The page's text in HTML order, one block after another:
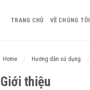
TRANG CHỦ VỀ CHÚNG TÔI
Home / Hướng dẫn sử dụng /
Giới thiệu